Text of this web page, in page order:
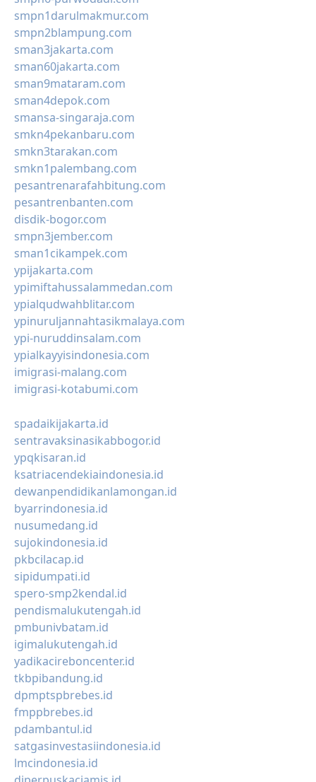
smpn1darulmakmur.com
smpn2blampung.com
sman3jakarta.com
sman60jakarta.com
sman9mataram.com
sman4depok.com
smansa-singaraja.com
smkn4pekanbaru.com
smkn3tarakan.com
smkn1palembang.com
pesantrenarafahbitung.com
pesantrenbanten.com
disdik-bogor.com
smpn3jember.com
sman1cikampek.com
ypijakarta.com
ypimiftahussalammedan.com
ypialqudwahblitar.com
ypinuruljannahtasikmalaya.com
ypi-nuruddinsalam.com
ypialkayyisindonesia.com
imigrasi-malang.com
imigrasi-kotabumi.com
spadaikijakarta.id
sentravaksinasikabbogor.id
ypqkisaran.id
ksatriacendekiaindonesia.id
dewanpendidikanlamongan.id
byarrindonesia.id
nusumedang.id
sujokindonesia.id
pkbcilacap.id
sipidumpati.id
spero-smp2kendal.id
pendismalukutengah.id
pmbunivbatam.id
igimalukutengah.id
yadikacireboncenter.id
tkbpibandung.id
dpmptspbrebes.id
fmppbrebes.id
pdambantul.id
satgasinvestasiindonesia.id
lmcindonesia.id